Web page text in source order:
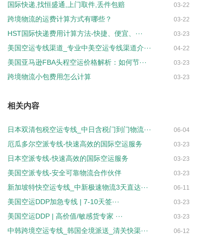
国际快递,找恒盛通,上门取件,丢件包赔 03-22
跨境物流的运费计算方式有哪些？ 03-22
HST国际快递费用计算方法-快捷、便宜、··· 03-23
美国空运专线渠道_专业中美空运专线渠道介··· 04-22
美国亚马逊FBA头程空运价格解析：如何节··· 03-23
跨境物流小包费用怎么计算 03-23
相关内容
日本双清包税空运专线_中日含税门到门物流··· 06-04
厄瓜多尔空派专线-快速高效的国际空运服务 03-23
日本空派专线-快速高效的国际空运服务 03-23
美国空派专线-安全可靠物流合作伙伴 03-23
新加坡特快空运专线_中新极速物流3天直达··· 06-11
美国空运DDP加急专线 | 7-10天签··· 03-23
美国空运DDP | 高价值/敏感货专家 ··· 03-23
中韩跨境空运专线_韩国全境派送_清关快渠··· 06-12